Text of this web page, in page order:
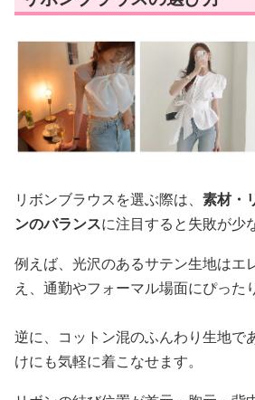
リボンブラウスを選ぶ際は、 素材・
ンのバランスに注目すると失敗が少
例えば、光沢のあるサテン生地はエ
え、通勤やフォーマル場面にぴったり
逆に、コットン混のふんわり生地で
けにも気軽に着こなせます。